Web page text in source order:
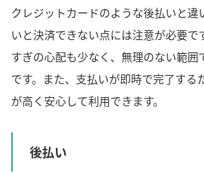
クレジットカードのような後払いと違
いと決済できない点には注意が必要で
すぎの心配も少なく、無理のない範囲
です。また、支払いが即時で完了する
が高く安心して利用できます。
後払い